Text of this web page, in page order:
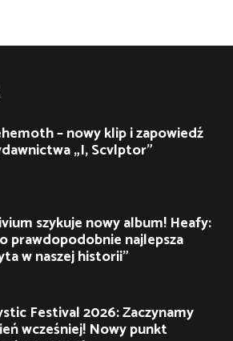
– nowy klip i zapowiedź
„I, Scvlptor”
szykuje nowy album! Heafy:
prawdopodobnie najlepsza
w naszej historii”
Festival 2026: Zaczynamy
wcześniej! Nowy punkt